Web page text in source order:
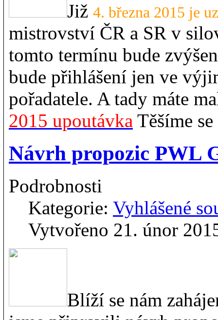
Již 4. března 2015 je
mistrovství ČR a SR v
tomto termínu bude
bude přihlášení jen ve
pořadatele. A tady máte
2015 upoutávka Těšíme
Návrh propozic PWL
Podrobnosti
Kategorie: Vyhlášené
Vytvořeno 21. únor
Blíží se nám